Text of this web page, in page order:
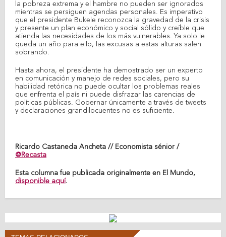
la pobreza extrema y el hambre no pueden ser ignorados
mientras se persiguen agendas personales. Es imperativo
que el presidente Bukele reconozca la gravedad de la crisis
y presente un plan económico y social sólido y creíble que
atienda las necesidades de los más vulnerables. Ya solo le
queda un año para ello, las excusas a estas alturas salen
sobrando.
Hasta ahora, el presidente ha demostrado ser un experto
en comunicación y manejo de redes sociales, pero su
habilidad retórica no puede ocultar los problemas reales
que enfrenta el país ni puede disfrazar las carencias de
políticas públicas. Gobernar únicamente a través de tweets
y declaraciones grandilocuentes no es suficiente.
Ricardo Castaneda Ancheta // Economista sénior /
@Recasta
Esta columna fue publicada originalmente en El Mundo,
disponible aquí.